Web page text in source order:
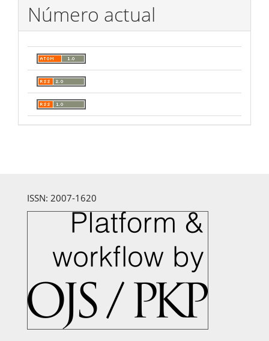
Número actual
ISSN: 2007-1620